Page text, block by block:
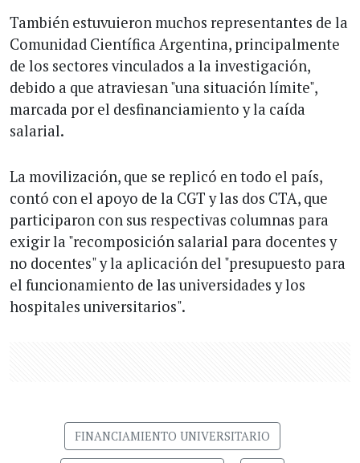
También estuvuieron muchos representantes de la
Comunidad Científica Argentina, principalmente
de los sectores vinculados a la investigación,
debido a que atraviesan "una situación límite",
marcada por el desfinanciamiento y la caída
salarial.
La movilización, que se replicó en todo el país,
contó con el apoyo de la CGT y las dos CTA, que
participaron con sus respectivas columnas para
exigir la "recomposición salarial para docentes y
no docentes" y la aplicación del "presupuesto para
el funcionamiento de las universidades y los
hospitales universitarios".
FINANCIAMIENTO UNIVERSITARIO